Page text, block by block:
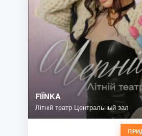
FIЇNKA
Літній театр Центральный зал